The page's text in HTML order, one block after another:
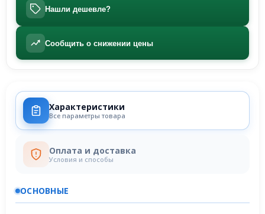
Нашли дешевле?
Сообщить о снижении цены
Характеристики
Все параметры товара
Оплата и доставка
Условия и способы
ОСНОВНЫЕ